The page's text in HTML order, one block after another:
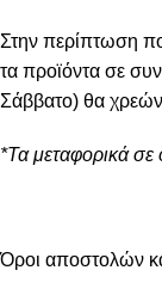
Στην περίπτωση
τα προϊόντα σε
Σάββατο) θα
*Τα μεταφορικά
Όροι αποστολών